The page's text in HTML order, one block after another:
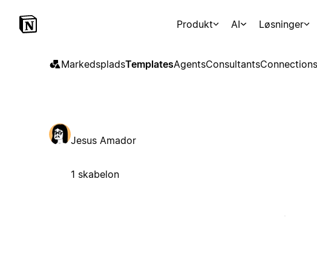
Produkt AI Løsninger
MarkedspladsTemplatesAgentsConsultantsConnections
Jesus Amador
1 skabelon